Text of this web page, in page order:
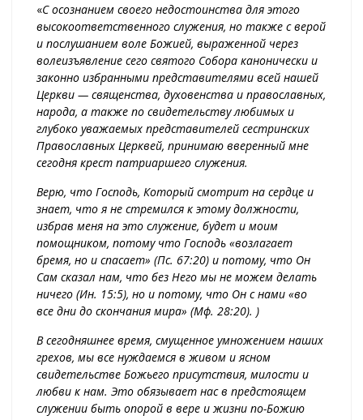
«С осознанием своего недостоинства для этого
высокоответственного служения, но также с верой
и послушанием воле Божией, выраженной через
волеизъявление сего святого Собора канонически и
законно избранными представителями всей нашей
Церкви — священства, духовенства и православных,
народа, а также по свидетельству любимых и
глубоко уважаемых представителей сестринских
Православных Церквей, принимаю вверенный мне
сегодня крест патриаршего служения.
Верю, что Господь, Который смотрит на сердце и
знает, что я не стремился к этому должности,
избрав меня на это служение, будет и моим
помощником, потому что Господь «возлагает
бремя, но и спасает» (Пс. 67:20) и потому, что Он
Сам сказал нам, что без Него мы не можем делать
ничего (Ин. 15:5), но и потому, что Он с нами «во
все дни до скончания мира» (Мф. 28:20). )
В сегодняшнее время, смущенное умножением наших
грехов, мы все нуждаемся в живом и ясном
свидетельстве Божьего присутствия, милости и
любви к нам. Это обязывает нас в предстоящем
служении быть опорой в вере и жизни по-Божию